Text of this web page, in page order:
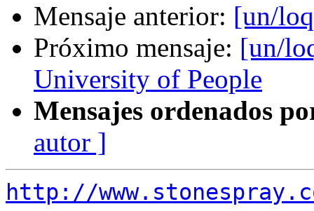
Mensaje anterior: [un/
Próximo mensaje: [un/
University of People
Mensajes ordenados
autor ]
http://